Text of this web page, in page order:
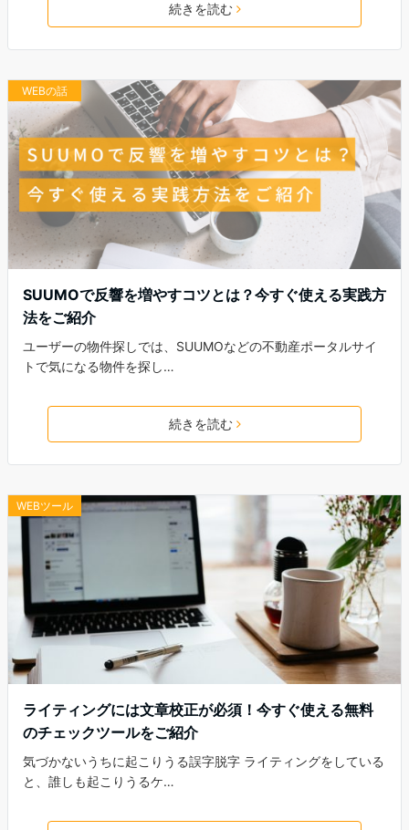
続きを読む
WEBの話
SUUMOで反響を増やすコツとは？今すぐ使える実践方
法をご紹介
ユーザーの物件探しでは、SUUMOなどの不動産ポータルサイ
トで気になる物件を探し…
続きを読む
WEBツール
ライティングには文章校正が必須！今すぐ使える無料
のチェックツールをご紹介
気づかないうちに起こりうる誤字脱字 ライティングをしている
と、誰しも起こりうるケ…